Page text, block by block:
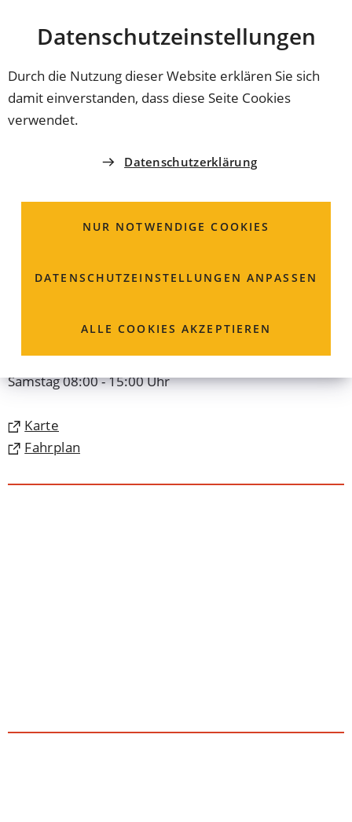
Datenschutz­einstellungen
Durch die Nutzung dieser Website erklären Sie sich
damit einverstanden, dass diese Seite Cookies
verwendet.
Datenschutzerklärung
NUR NOTWENDIGE COOKIES
DATENSCHUTZ­EINSTELLUNGEN ANPASSEN
ALLE COOKIES AKZEPTIEREN
INHALT ANSPRINGEN
Coburg
INNENSTADT ERLEBEN
Markt 15
96450 Coburg
09561 80120
Öffnungszeiten
Montag - Freitag 08:00 - 18:30 Uhr
Samstag 08:00 - 15:00 Uhr
Karte
(Öffnet
in
neuen
Fahrplan
(Öffnet
einem